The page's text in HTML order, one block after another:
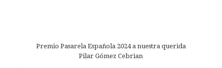
Premio Pasarela Española 2024 a nuestra querida
Pilar Gómez Cebrian